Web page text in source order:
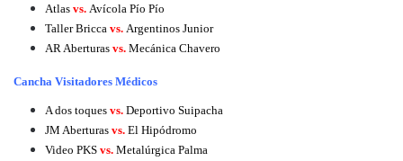
Atlas vs. Avícola Pío Pío
Taller Bricca vs. Argentinos Junior
AR Aberturas vs. Mecánica Chavero
Cancha Visitadores Médicos
A dos toques vs. Deportivo Suipacha
JM Aberturas vs. El Hipódromo
Video PKS vs. Metalúrgica Palma